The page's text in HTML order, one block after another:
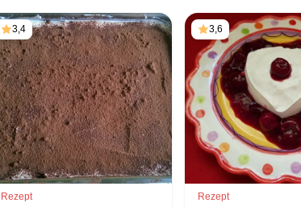
3,4
Rezept
3,6
Rezept